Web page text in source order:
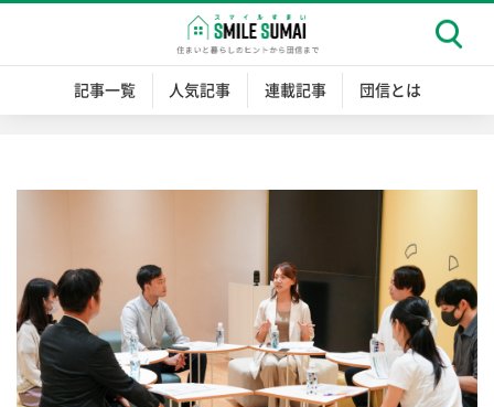
記事一覧 人気記事 連載記事 団信とは